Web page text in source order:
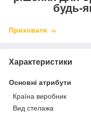
будь-
Приховати
Характеристики
Основні атрибути
Країна виробник
Вид стелажа